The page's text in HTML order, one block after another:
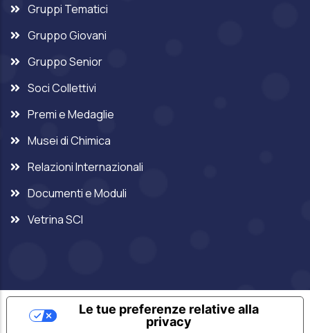
Gruppi Tematici
Gruppo Giovani
Gruppo Senior
Soci Collettivi
Premi e Medaglie
Musei di Chimica
Relazioni Internazionali
Documenti e Moduli
Vetrina SCI
Le tue preferenze relative alla
privacy